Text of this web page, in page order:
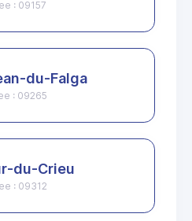
: 09157
du-Falga
: 09265
du-Crieu
: 09312